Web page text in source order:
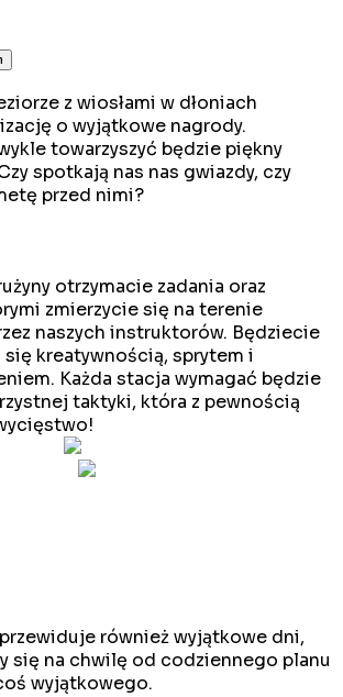
z wiosłami w dłoniach
o wyjątkowe nagrody.
towarzyszyć będzie piękny
spotkają nas nas gwiazdy, czy
przed nimi?
otrzymacie zadania oraz
zmierzycie się na terenie
naszych instruktorów. Będziecie
kreatywnością, sprytem i
Każda stacja wymagać będzie
taktyki, która z pewnością
również wyjątkowe dni,
się na chwilę od codziennego planu
wyjątkowego.